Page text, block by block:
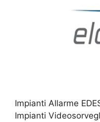
Impianti Allarme
Impianti